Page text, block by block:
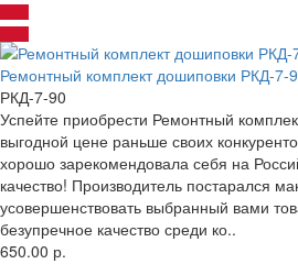
Ремонтный комплект дошиповки РКД-7-
РКД-7-90
Успейте приобрести Ремонтный
выгодной цене раньше своих
хорошо зарекомендовала себя на
качество! Производитель постарался
усовершенствовать выбранный вами
безупречное качество среди ко..
650.00 р.